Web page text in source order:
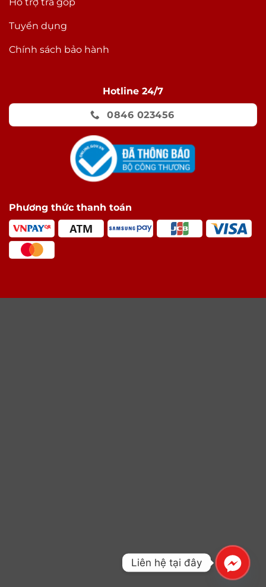
Tuyển dụng
Chính sách bảo hành
Hotline 24/7
0846 023456
Phương thức thanh toán
Liên hệ tại đây